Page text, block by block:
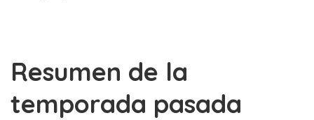
Resumen de la
temporada pasada